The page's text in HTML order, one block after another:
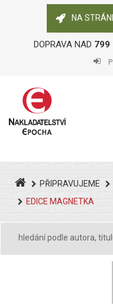
NA
DOPRAVA NAD 799
PŘIPRAVUJEME
EDICE MAGNETKA